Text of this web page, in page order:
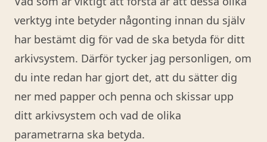
verktyg inte betyder någonting innan du själv
har bestämt dig för vad de ska betyda för ditt
arkivsystem. Därför tycker jag personligen, om
du inte redan har gjort det, att du sätter dig
ner med papper och penna och skissar upp
ditt arkivsystem och vad de olika
parametrarna ska betyda.